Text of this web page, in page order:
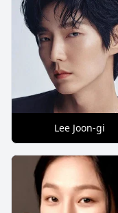
Lee Joon-gi